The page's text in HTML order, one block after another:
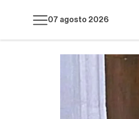
07 agosto 2026